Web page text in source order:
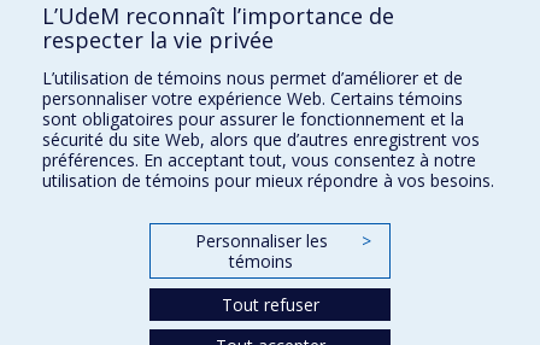
Écoles
Orthophonie et audiologie
Réadaptation
Directions
L’UdeM reconnaît l’importance de
respecter la vie privée
L’utilisation de témoins nous permet d’améliorer et de
personnaliser votre expérience Web. Certains témoins
sont obligatoires pour assurer le fonctionnement et la
sécurité du site Web, alors que d’autres enregistrent vos
préférences. En acceptant tout, vous consentez à notre
utilisation de témoins pour mieux répondre à vos besoins.
Personnaliser les
témoins
>
Tout refuser